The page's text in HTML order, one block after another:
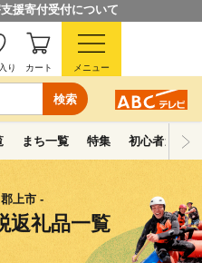
援寄付受付について
検索
り カート メニュー
まち一覧 特集 初心者ガイド
上市 -
返礼品一覧